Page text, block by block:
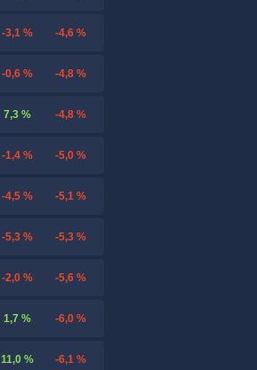
-3,1 % -4,6 %
-0,6 % -4,8 %
7,3 % -4,8 %
-1,4 % -5,0 %
-4,5 % -5,1 %
-5,3 % -5,3 %
-2,0 % -5,6 %
1,7 % -6,0 %
11,0 % -6,1 %